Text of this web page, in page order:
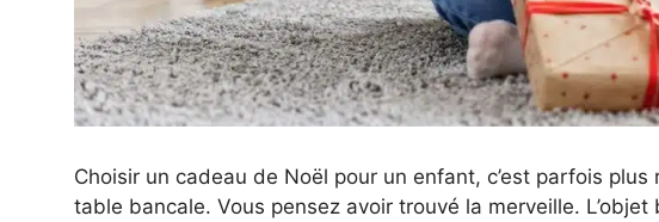
Choisir un cadeau de Noël pour un enfant, c’est parfois plus
table bancale. Vous pensez avoir trouvé la merveille.